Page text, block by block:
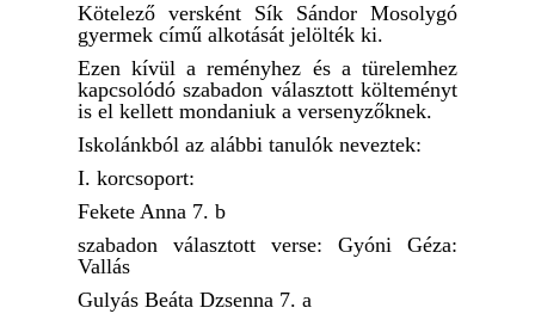
Kötelező versként Sík Sándor Mosolygó
gyermek című alkotását jelölték ki.
Ezen kívül a reményhez és a türelemhez
kapcsolódó szabadon választott költeményt
is el kellett mondaniuk a versenyzőknek.
Iskolánkból az alábbi tanulók neveztek:
I. korcsoport:
Fekete Anna 7. b
szabadon választott verse: Gyóni Géza:
Vallás
Gulyás Beáta Dzsenna 7. a